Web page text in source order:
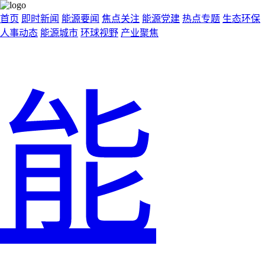
首页 即时新闻 能源要闻 焦点关注 能源党建 热点专题 生态环保
人事动态 能源城市 环球视野 产业聚焦
能